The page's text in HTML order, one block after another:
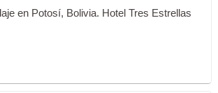
en Potosí, Bolivia. Hotel Tres Estrellas